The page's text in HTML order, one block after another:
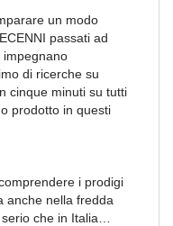
un modo
passati ad
impegnano
di ricerche su
cinque minuti su tutti
prodotto in questi
i prodigi
anche nella fredda
che in Italia…